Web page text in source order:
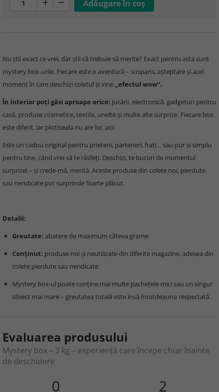
Nu știi exact ce vrei, dar știi că trebuie să merite? Exact pentru asta sunt
mystery box-urile. Fiecare este o aventură – suspans, așteptare și acel
moment în care deschizi coletul și vine „efectul wow”.
În interior poți găsi aproape orice: jucării, electronică, gadgeturi pentru
casă, produse cosmetice, textile, unelte și multe alte surprize. Fiecare box
este diferit, iar plictiseala nu are loc aici.
Este un cadou original pentru prieteni, parteneri, frați… sau pur și simplu
pentru tine, când vrei să te răsfeți. Deschizi, te bucuri de momentul
surprizei – și crede-mă, merită. Aceste produse din colete noi, pierdute
sau neridicate pot surprinde foarte plăcut.
Detalii:
Greutate: abatere de maximum câteva grame
Conținut: produse noi și neutilizate din diferite magazine, adesea din
colete pierdute sau neridicate.
Mystery box-ul poate conține mai multe pachețele mici sau un singur
obiect mai mare – greutatea totală este însă întotdeauna respectată.
Evaluarea produsului
Mystery box – 3 kg – experiență care începe chiar înainte
de deschidere
0 2